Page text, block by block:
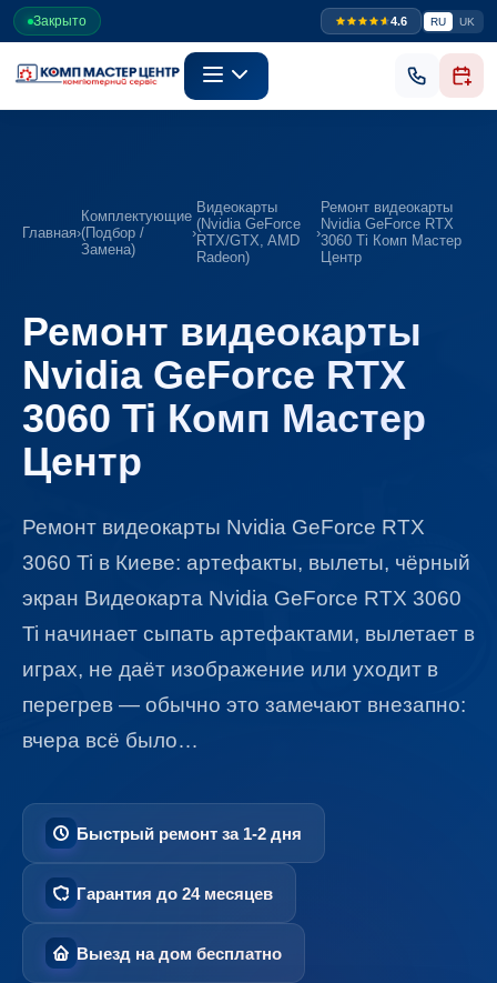
Закрыто 4.6 RU UK
Главная›
Комплектующие
(Подбор /
Замена)
›
Видеокарты
(Nvidia GeForce
RTX/GTX, AMD
Radeon)
›
Ремонт видеокарты
Nvidia GeForce RTX
3060 Ti Комп Мастер
Центр
Ремонт видеокарты
Nvidia GeForce RTX
3060 Ti Комп Мастер
Центр
Ремонт видеокарты Nvidia GeForce RTX
3060 Ti в Киеве: артефакты, вылеты, чёрный
экран Видеокарта Nvidia GeForce RTX 3060
Ti начинает сыпать артефактами, вылетает в
играх, не даёт изображение или уходит в
перегрев — обычно это замечают внезапно:
вчера всё было…
Быстрый ремонт за 1-2 дня
Гарантия до 24 месяцев
Выезд на дом бесплатно